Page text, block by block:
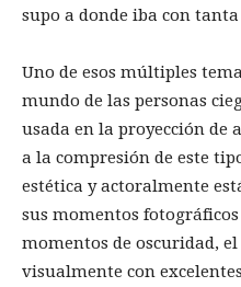
supo a donde iba con tanta
Uno de esos múltiples
mundo de las personas
usada en la proyección de
a la compresión de este
estética y actoralmente
sus momentos
momentos de oscuridad,
visualmente con